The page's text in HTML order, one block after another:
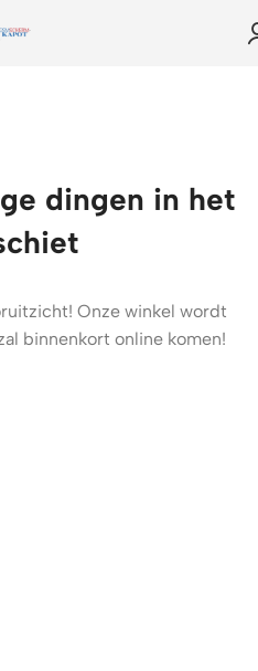
dingen in het
Onze winkel wordt
binnenkort online komen!